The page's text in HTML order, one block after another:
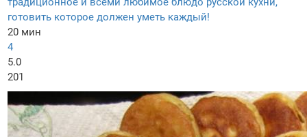
готовить которое должен уметь каждый!
20 мин
4
5.0
201